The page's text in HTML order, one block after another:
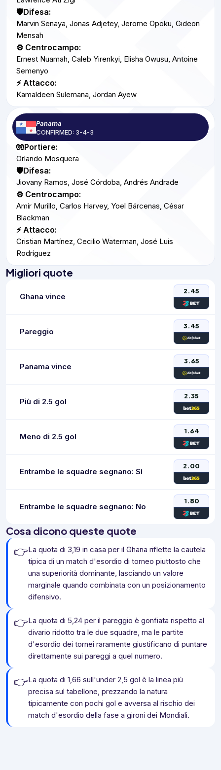
🛡️Difesa:
Marvin Senaya, Jonas Adjetey, Jerome Opoku, Gideon
Mensah
⚙️ Centrocampo:
Ernest Nuamah, Caleb Yirenkyi, Elisha Owusu, Antoine
Semenyo
⚡ Attacco:
Kamaldeen Sulemana, Jordan Ayew
Panama
CONFIRMED: 3-4-3
🧤Portiere:
Orlando Mosquera
🛡️Difesa:
Jiovany Ramos, José Córdoba, Andrés Andrade
⚙️ Centrocampo:
Amir Murillo, Carlos Harvey, Yoel Bárcenas, César
Blackman
⚡ Attacco:
Cristian Martínez, Cecilio Waterman, José Luis
Rodríguez
Migliori quote
Ghana vince
2.45
Pareggio
3.45
Panama vince
3.65
Più di 2.5 gol
2.35
Meno di 2.5 gol
1.64
Entrambe le squadre segnano: Sì
2.00
Entrambe le squadre segnano: No
1.80
Cosa dicono queste quote
👉La quota di 3,19 in casa per il Ghana riflette la cautela
tipica di un match d'esordio di torneo piuttosto che
una superiorità dominante, lasciando un valore
marginale quando combinata con un posizionamento
difensivo.
👉La quota di 5,24 per il pareggio è gonfiata rispetto al
divario ridotto tra le due squadre, ma le partite
d'esordio dei tornei raramente giustificano di puntare
direttamente sui pareggi a quel numero.
👉La quota di 1,66 sull'under 2,5 gol è la linea più
precisa sul tabellone, prezzando la natura
tipicamente con pochi gol e avversa al rischio dei
match d'esordio della fase a gironi dei Mondiali.